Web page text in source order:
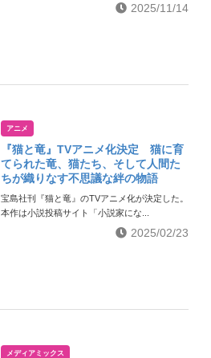
2025/11/14
アニメ
『猫と竜』TVアニメ化決定 猫に育
てられた竜、猫たち、そして人間た
ちが織りなす不思議な絆の物語
宝島社刊『猫と竜』のTVアニメ化が決定した。
本作は小説投稿サイト「小説家にな...
2025/02/23
メディアミックス